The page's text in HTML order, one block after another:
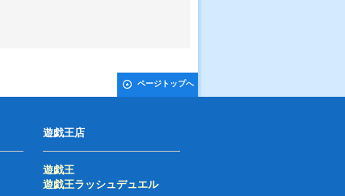
ページトップへ
遊戯王店
遊戯王
遊戯王ラッシュデュエル